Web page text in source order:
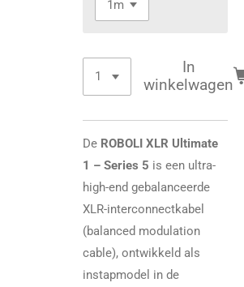
In
winkelwagen
De ROBOLI XLR Ultimate
1 – Series 5 is een ultra-
high-end gebalanceerde
XLR-interconnectkabel
(balanced modulation
cable), ontwikkeld als
instapmodel in de